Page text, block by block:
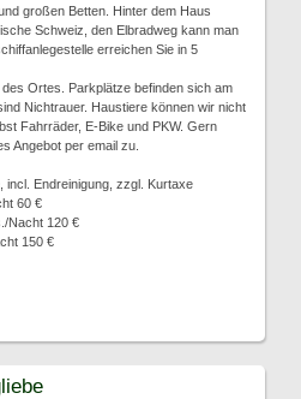
großen Betten. Hinter dem Haus
Schweiz, den Elbradweg kann man
erreichen Sie in 5
Ortes. Parkplätze befinden sich am
Nichtrauer. Haustiere können wir nicht
Fahrräder, E-Bike und PKW. Gern
Angebot per email zu.
incl. Endreinigung, zzgl. Kurtaxe
60 €
Nacht 120 €
150 €